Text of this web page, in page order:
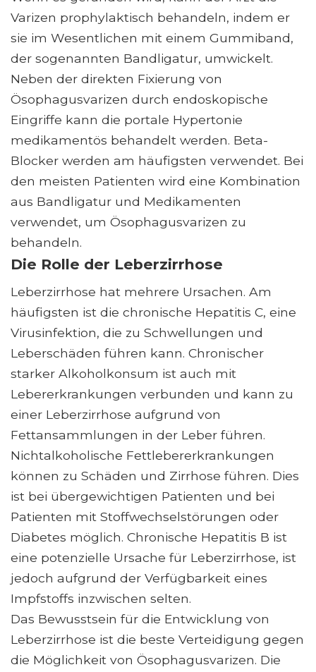
Varizen prophylaktisch behandeln, indem er
sie im Wesentlichen mit einem Gummiband,
der sogenannten Bandligatur, umwickelt.
Neben der direkten Fixierung von
Ösophagusvarizen durch endoskopische
Eingriffe kann die portale Hypertonie
medikamentös behandelt werden. Beta-
Blocker werden am häufigsten verwendet. Bei
den meisten Patienten wird eine Kombination
aus Bandligatur und Medikamenten
verwendet, um Ösophagusvarizen zu
behandeln.
Die Rolle der Leberzirrhose
Leberzirrhose hat mehrere Ursachen. Am
häufigsten ist die chronische Hepatitis C, eine
Virusinfektion, die zu Schwellungen und
Leberschäden führen kann. Chronischer
starker Alkoholkonsum ist auch mit
Lebererkrankungen verbunden und kann zu
einer Leberzirrhose aufgrund von
Fettansammlungen in der Leber führen.
Nichtalkoholische Fettlebererkrankungen
können zu Schäden und Zirrhose führen. Dies
ist bei übergewichtigen Patienten und bei
Patienten mit Stoffwechselstörungen oder
Diabetes möglich. Chronische Hepatitis B ist
eine potenzielle Ursache für Leberzirrhose, ist
jedoch aufgrund der Verfügbarkeit eines
Impfstoffs inzwischen selten.
Das Bewusstsein für die Entwicklung von
Leberzirrhose ist die beste Verteidigung gegen
die Möglichkeit von Ösophagusvarizen. Die